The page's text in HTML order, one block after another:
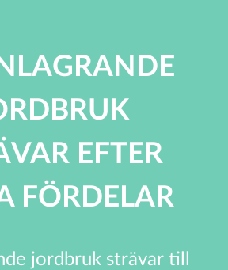
EFTER
FÖRDELAR
jordbruk strävar till